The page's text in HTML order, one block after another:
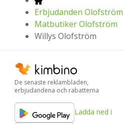
Erbjudanden Olofström
Matbutiker Olofström
Willys Olofström
De senaste reklambladen,
erbjudandena och rabatterna
Ladda ned i